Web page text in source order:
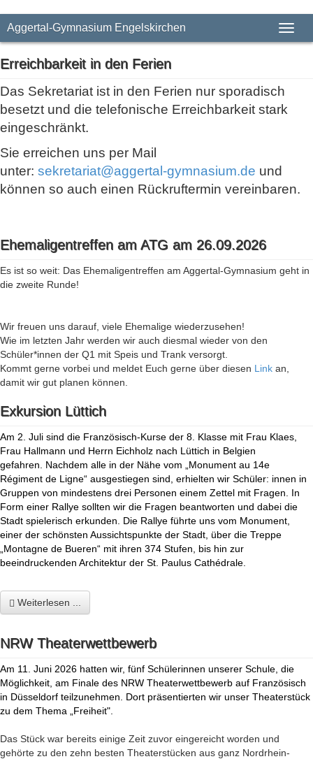
Aggertal-Gymnasium Engelskirchen
Erreichbarkeit in den Ferien
Das Sekretariat ist in den Ferien nur sporadisch
besetzt und die telefonische Erreichbarkeit stark
eingeschränkt.
Sie erreichen uns per Mail
unter: sekretariat@aggertal-gymnasium.de und
können so auch einen Rückruftermin vereinbaren.
Ehemaligentreffen am ATG am 26.09.2026
Es ist so weit: Das Ehemaligentreffen am Aggertal-Gymnasium geht in
die zweite Runde!
Wir freuen uns darauf, viele Ehemalige wiederzusehen!
Wie im letzten Jahr werden wir auch diesmal wieder von den
Schüler*innen der Q1 mit Speis und Trank versorgt.
Kommt gerne vorbei und meldet Euch gerne über diesen Link an,
damit wir gut planen können.
Exkursion Lüttich
Am 2. Juli sind die Französisch-Kurse der 8. Klasse mit Frau Klaes,
Frau Hallmann und Herrn Eichholz nach Lüttich in Belgien
gefahren. Nachdem alle in der Nähe vom „Monument au 14e
Régiment de Ligne“ ausgestiegen sind, erhielten wir Schüler: innen in
Gruppen von mindestens drei Personen einem Zettel mit Fragen. In
Form einer Rallye sollten wir die Fragen beantworten und dabei die
Stadt spielerisch erkunden. Die Rallye führte uns vom Monument,
einer der schönsten Aussichtspunkte der Stadt, über die Treppe
„Montagne de Bueren“ mit ihren 374 Stufen, bis hin zur
beeindruckenden Architektur der St. Paulus Cathédrale.
Weiterlesen ...
NRW Theaterwettbewerb
Am 11. Juni 2026 hatten wir, fünf Schülerinnen unserer Schule, die
Möglichkeit, am Finale des NRW Theaterwettbewerb auf Französisch
in Düsseldorf teilzunehmen. Dort präsentierten wir unser Theaterstück
zu dem Thema „Freiheit".
Das Stück war bereits einige Zeit zuvor eingereicht worden und
gehörte zu den zehn besten Theaterstücken aus ganz Nordrhein-